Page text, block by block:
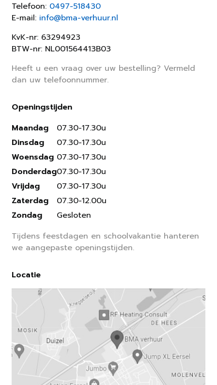
Telefoon: 0497-518430
E-mail: info@bma-verhuur.nl
KvK-nr: 63294923
BTW-nr: NL001564413B03
Heeft u een vraag over uw bestelling? Vermeld
dan uw telefoonnummer.
Openingstijden
Maandag
Dinsdag
Woensdag
Donderdag
Vrijdag
Zaterdag
Zondag
07.30-17.30u
07.30-17.30u
07.30-17.30u
07.30-17.30u
07.30-17.30u
07.30-12.00u
Gesloten
Tijdens feestdagen en schoolvakantie hanteren
we aangepaste openingstijden.
Locatie